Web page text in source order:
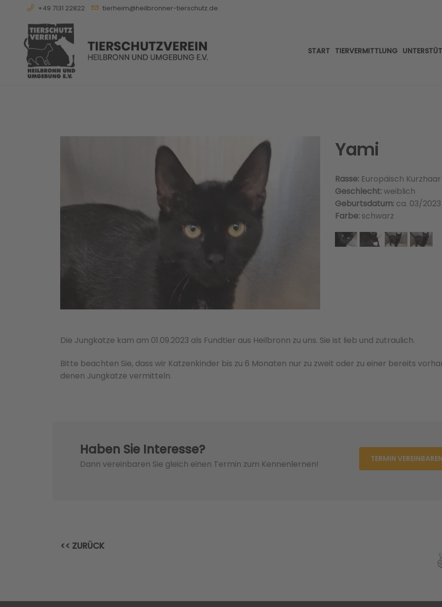
+49 7131 22822 tierheim@heilbronner-tierschutz.de
START TIERVERMITTLUNG
Yami
Rasse: Europäisch Kurzhaar
Geschlecht:weiblich
Geburtsdatum:ca. 03/2023
Farbe: schwarz
Die Jungkatze kam am 01.09.2023 als Fundtier aus Heilbronn zu uns. Sie ist lieb und zutraulich.
Bitte beachten Sie, dass wir Katzenkinder bis zu 6 Monaten nur zu zweit oder zu einer bere­its
de­nen Jungkatze ver­mit­teln.
Haben Sie Interesse?
Dann vereinbaren Sie gleich einen Termin zum Kennenlernen! TERMIN VEREINBAREN
<< ZURÜCK